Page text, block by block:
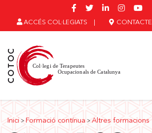
ACCÉS COL·LEGIATS CONTACTE
Inici > Formació contínua > Altres formacions